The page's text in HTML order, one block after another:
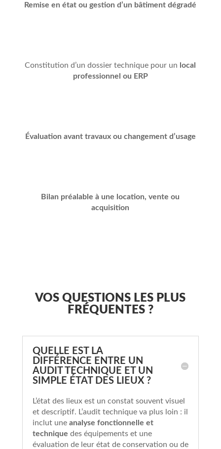
Remise en état ou gestion d’un bâtiment dégradé
Constitution d’un dossier technique pour un local
professionnel ou ERP
Évaluation avant travaux ou changement d’usage
Bilan préalable à une location, vente ou
acquisition
VOS QUESTIONS LES PLUS
FRÉQUENTES ?
QUELLE EST LA
DIFFÉRENCE ENTRE UN
AUDIT TECHNIQUE ET UN
SIMPLE ÉTAT DES LIEUX ?
L’état des lieux est un constat souvent visuel
et descriptif. L’audit technique va plus loin : il
inclut une analyse fonctionnelle et
technique des équipements et une
évaluation de leur état de conservation ou de